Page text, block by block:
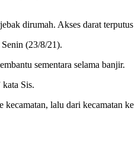
dirumah. Akses darat
(23/8/21).
sementara selama banjir.
Sis.
kecamatan, lalu dari kecamatan